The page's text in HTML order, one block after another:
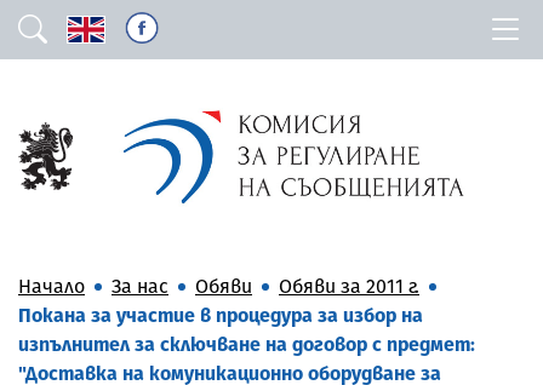
Начало За нас Обяви
Обяви за 2011 г.
Покана за участие в процедура за избор на
изпълнител за сключване на договор с предмет:
"Доставка на комуникационно оборудване за